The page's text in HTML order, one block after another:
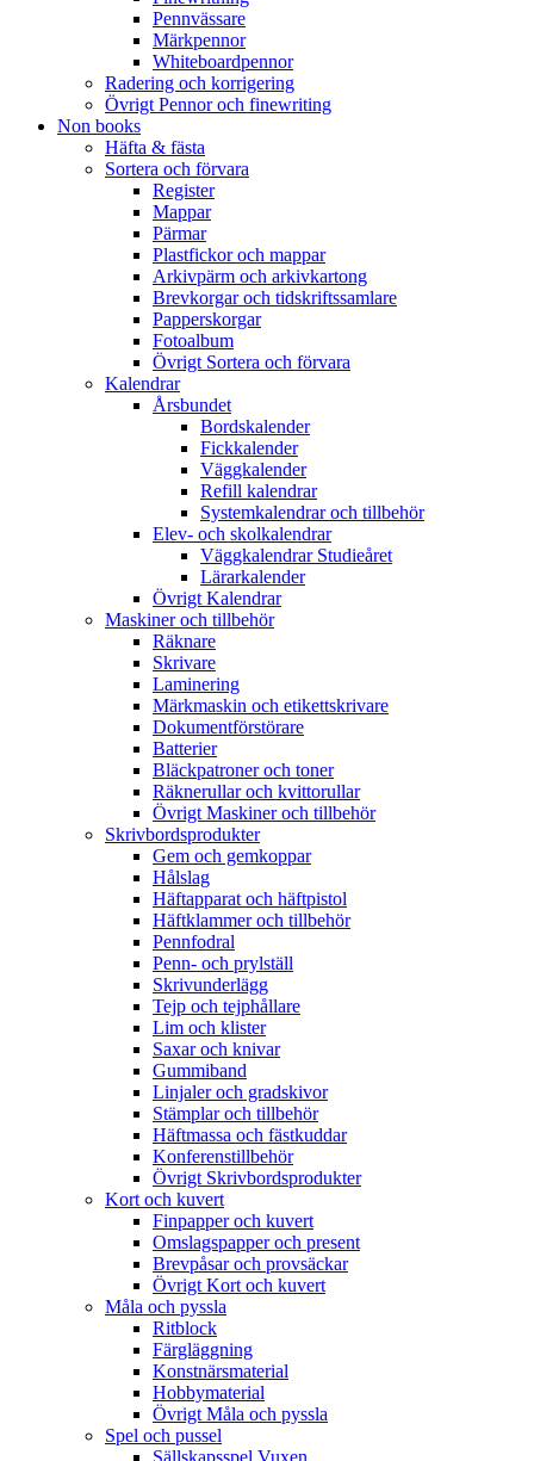
Pennvässare
Märkpennor
Whiteboardpennor
Radering och korrigering
Övrigt Pennor och finewriting
Non books
Häfta & fästa
Sortera och förvara
Register
Mappar
Pärmar
Plastfickor och mappar
Arkivpärm och arkivkartong
Brevkorgar och tidskriftssamlare
Papperskorgar
Fotoalbum
Övrigt Sortera och förvara
Kalendrar
Årsbundet
Bordskalender
Fickkalender
Väggkalender
Refill kalendrar
Systemkalendrar och tillbehör
Elev- och skolkalendrar
Väggkalendrar Studieåret
Lärarkalender
Övrigt Kalendrar
Maskiner och tillbehör
Räknare
Skrivare
Laminering
Märkmaskin och etikettskrivare
Dokumentförstörare
Batterier
Bläckpatroner och toner
Räknerullar och kvittorullar
Övrigt Maskiner och tillbehör
Skrivbordsprodukter
Gem och gemkoppar
Hålslag
Häftapparat och häftpistol
Häftklammer och tillbehör
Pennfodral
Penn- och prylställ
Skrivunderlägg
Tejp och tejphållare
Lim och klister
Saxar och knivar
Gummiband
Linjaler och gradskivor
Stämplar och tillbehör
Häftmassa och fästkuddar
Konferenstillbehör
Övrigt Skrivbordsprodukter
Kort och kuvert
Finpapper och kuvert
Omslagspapper och present
Brevpåsar och provsäckar
Övrigt Kort och kuvert
Måla och pyssla
Ritblock
Färgläggning
Konstnärsmaterial
Hobbymaterial
Övrigt Måla och pyssla
Spel och pussel
Sällskapsspel Vuxen